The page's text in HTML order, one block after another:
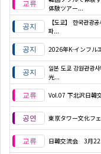
体験ツアー...
【도쿄】 한국관광
파...
2026年K-インフル
일본 도쿄 강원관광
光...
Vol.07 下北沢日韓
東京タワー文化フ
日韓交流会 3月22